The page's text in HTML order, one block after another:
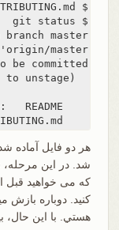
$ git status
هر دو فایل آماده
شد. در این مرحله،
که می خواهید قبل
کنید. دوباره بازش
هستي. با این حال،